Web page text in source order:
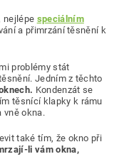
nejlépe speciálním
a přimrzání těsnění k
problémy stát
Jedním z těchto
Kondenzát se
těsnící klapky k rámu
vně okna.
také tím, že okno při
li vám okna,